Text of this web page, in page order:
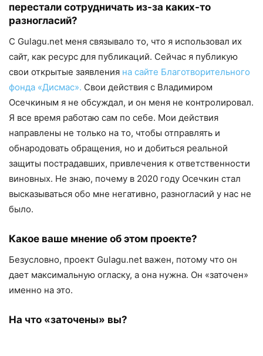
перестали сотрудничать из-за каких-то
разногласий?
С Gulagu.net меня связывало то, что я использовал их
сайт, как ресурс для публикаций. Сейчас я публикую
свои открытые заявления на сайте Благотворительного
фонда «Дисмас». Свои действия с Владимиром
Осечкиным я не обсуждал, и он меня не контролировал.
Я все время работаю сам по себе. Мои действия
направлены не только на то, чтобы отправлять и
обнародовать обращения, но и добиться реальной
защиты пострадавших, привлечения к ответственности
виновных. Не знаю, почему в 2020 году Осечкин стал
высказываться обо мне негативно, разногласий у нас не
было.
Какое ваше мнение об этом проекте?
Безусловно, проект Gulagu.net важен, потому что он
дает максимальную огласку, а она нужна. Он «заточен»
именно на это.
На что «заточены» вы?